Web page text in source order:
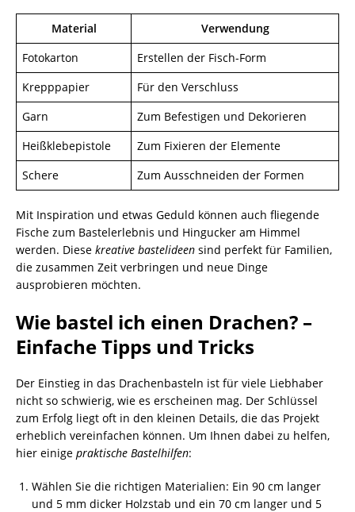
Material
Verwendung
Fotokarton
Erstellen der Fisch-Form
Krepppapier
Für den Verschluss
Garn
Zum Befestigen und Dekorieren
Heißklebepistole
Zum Fixieren der Elemente
Schere
Zum Ausschneiden der Formen
Mit Inspiration und etwas Geduld können auch fliegende
Fische zum Bastelerlebnis und Hingucker am Himmel
werden. Diese kreative bastelideen sind perfekt für Familien,
die zusammen Zeit verbringen und neue Dinge
ausprobieren möchten.
Wie bastel ich einen Drachen? –
Einfache Tipps und Tricks
Der Einstieg in das Drachenbasteln ist für viele Liebhaber
nicht so schwierig, wie es erscheinen mag. Der Schlüssel
zum Erfolg liegt oft in den kleinen Details, die das Projekt
erheblich vereinfachen können. Um Ihnen dabei zu helfen,
hier einige praktische Bastelhilfen:
Wählen Sie die richtigen Materialien: Ein 90 cm langer
und 5 mm dicker Holzstab und ein 70 cm langer und 5